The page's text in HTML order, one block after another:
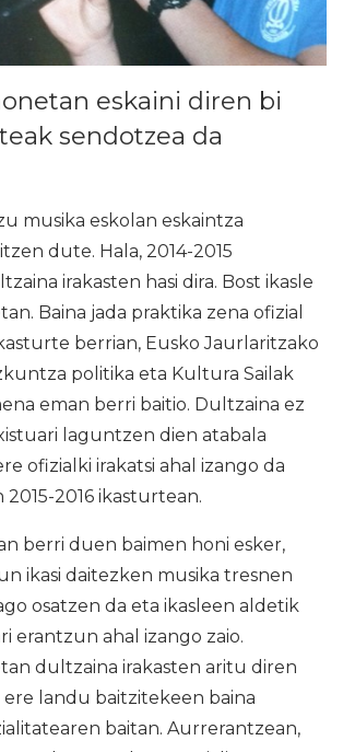
eskaini diren bi
sendotzea da
musika eskolan eskaintza
dute. Hala, 2014-2015
irakasten hasi dira. Bost ikasle
Baina jada praktika zena ofizial
berrian, Eusko Jaurlaritzako
politika eta Kultura Sailak
eman berri baitio. Dultzaina ez
laguntzen dien atabala
ofizialki irakatsi ahal izango da
2015-2016 ikasturtean.
berri duen baimen honi esker,
ikasi daitezken musika tresnen
osatzen da eta ikasleen aldetik
erantzun ahal izango zaio.
dultzaina irakasten aritu diren
ere landu baitzitekeen baina
baitan. Aurrerantzean,